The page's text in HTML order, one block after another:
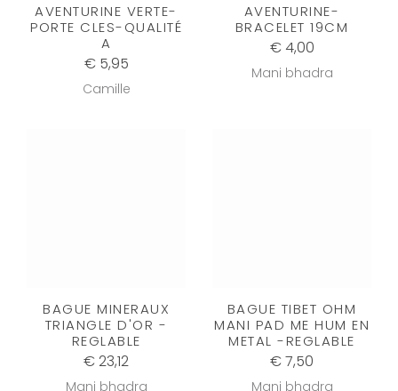
AVENTURINE VERTE-
PORTE CLES-QUALITÉ
A
€ 5,95
Camille
AVENTURINE-
BRACELET 19CM
€ 4,00
Mani bhadra
BAGUE MINERAUX
TRIANGLE D'OR -
REGLABLE
€ 23,12
Mani bhadra
BAGUE TIBET OHM
MANI PAD ME HUM EN
METAL -REGLABLE
€ 7,50
Mani bhadra